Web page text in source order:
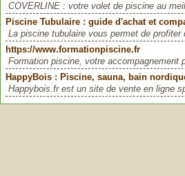
COVERLINE : votre volet de piscine au
Piscine Tubulaire : guide d'achat et
La piscine tubulaire vous permet de
https://www.formationpiscine.fr
Formation piscine, votre accompagnement
HappyBois : Piscine, sauna, bain
Happybois.fr est un site de vente en ligne